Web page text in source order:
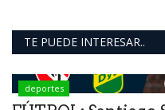
TE PUEDE INTERESAR..
deportes